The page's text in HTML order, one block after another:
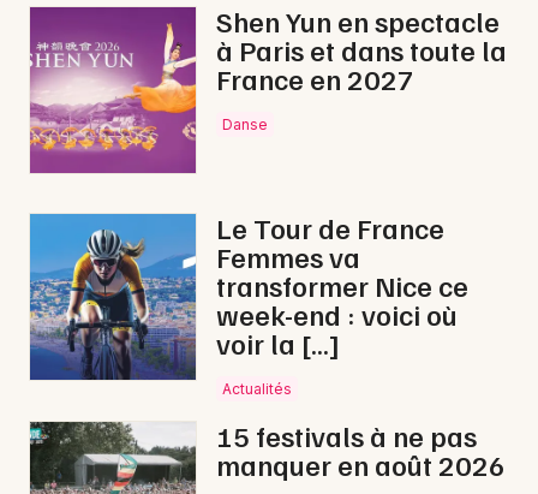
Shen Yun en spectacle
à Paris et dans toute la
France en 2027
Danse
Le Tour de France
Femmes va
transformer Nice ce
week-end : voici où
voir la […]
Actualités
15 festivals à ne pas
manquer en août 2026